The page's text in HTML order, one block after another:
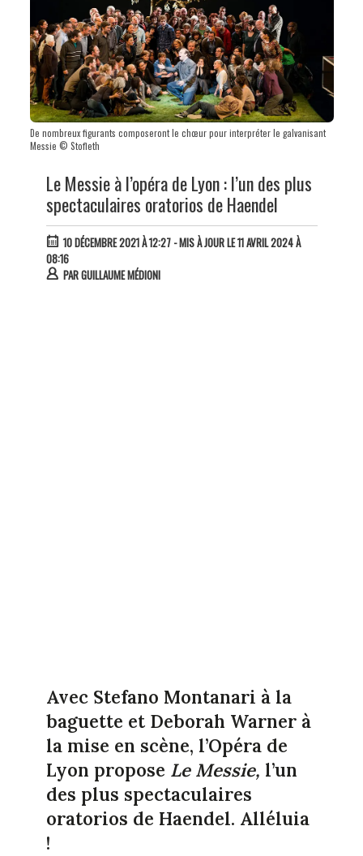
De nombreux figurants composeront le chœur pour interpréter le galvanisant
Messie © Stofleth
Le Messie à l’opéra de Lyon : l’un des plus
spectaculaires oratorios de Haendel
10 DÉCEMBRE 2021 À 12:27- MIS À JOUR LE 11 AVRIL 2024 À
08:16
PARGUILLAUME MÉDIONI
Avec Stefano Montanari à la
baguette et Deborah Warner à
la mise en scène, l’Opéra de
Lyon propose Le Messie, l’un
des plus spectaculaires
oratorios de Haendel. Alléluia
!